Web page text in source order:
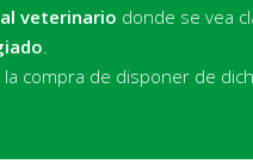
veterinario donde se vea
.
compra de disponer de